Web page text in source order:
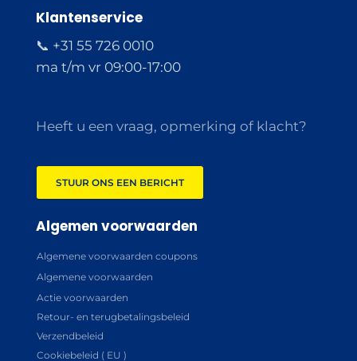
Klantenservice
📞 +31 55 726 0010
ma t/m vr 09:00-17:00
Heeft u een vraag, opmerking of klacht?
STUUR ONS EEN BERICHT
Algemen voorwaarden
Algemene voorwaarden coupons
Algemene voorwaarden
Actie voorwaarden
Retour- en terugbetalingsbeleid
Verzendbeleid
Cookiebeleid ( EU )